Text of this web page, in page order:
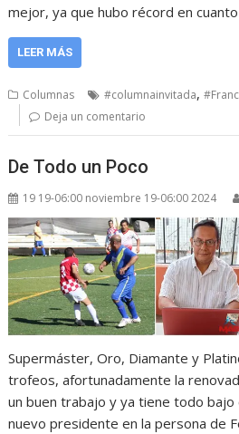
mejor, ya que hubo récord en
LEER MÁS
Columnas #columnainvitada,
Deja un comentario
De Todo un Poco
19 19-06:00 noviembre 19-06:00 2024
Supermáster, Oro, Diamante y
trofeos, afortunadamente la
un buen trabajo y ya tiene todo bajo
nuevo presidente en la persona de